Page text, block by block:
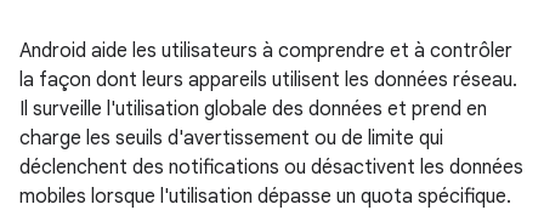
Android aide les utilisateurs à comprendre et à contrôler
la façon dont leurs appareils utilisent les données réseau.
Il surveille l'utilisation globale des données et prend en
charge les seuils d'avertissement ou de limite qui
déclenchent des notifications ou désactivent les données
mobiles lorsque l'utilisation dépasse un quota spécifique.